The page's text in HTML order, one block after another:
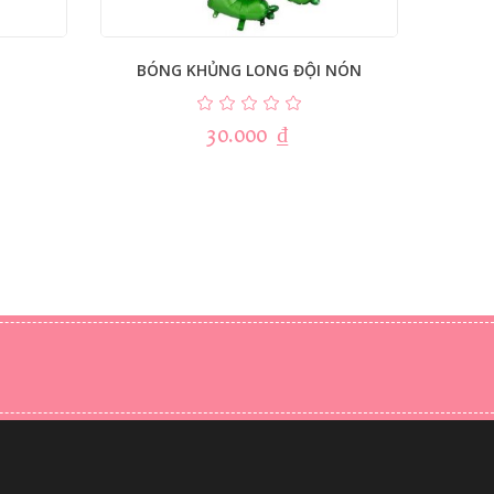
BÓNG KHỦNG LONG ĐỘI NÓN
30.000 ₫